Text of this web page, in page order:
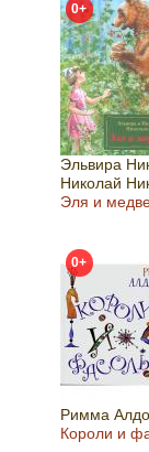
0+
Эльвира
Николай
Эля и
0+
Римма
Короли и